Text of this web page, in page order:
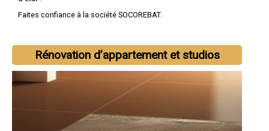
Faites confiance à la société SOCOREBAT.
Rénovation d’appartement et studios